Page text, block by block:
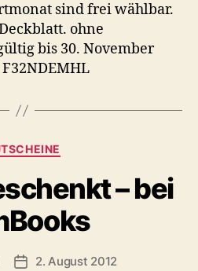
sind frei wählbar.
ohne
bis 30. November
Kategorien
– bei
Veröffentlichungsdatum
2. August 2012